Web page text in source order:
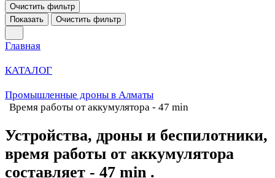
Очистить фильтр
Показать
Очистить фильтр
Главная
КАТАЛОГ
Промышленные дроны в Алматы
Время работы от аккумулятора - 47 min
Устройства, дроны и беспилотники,
время работы от аккумулятора
составляет - 47 min .